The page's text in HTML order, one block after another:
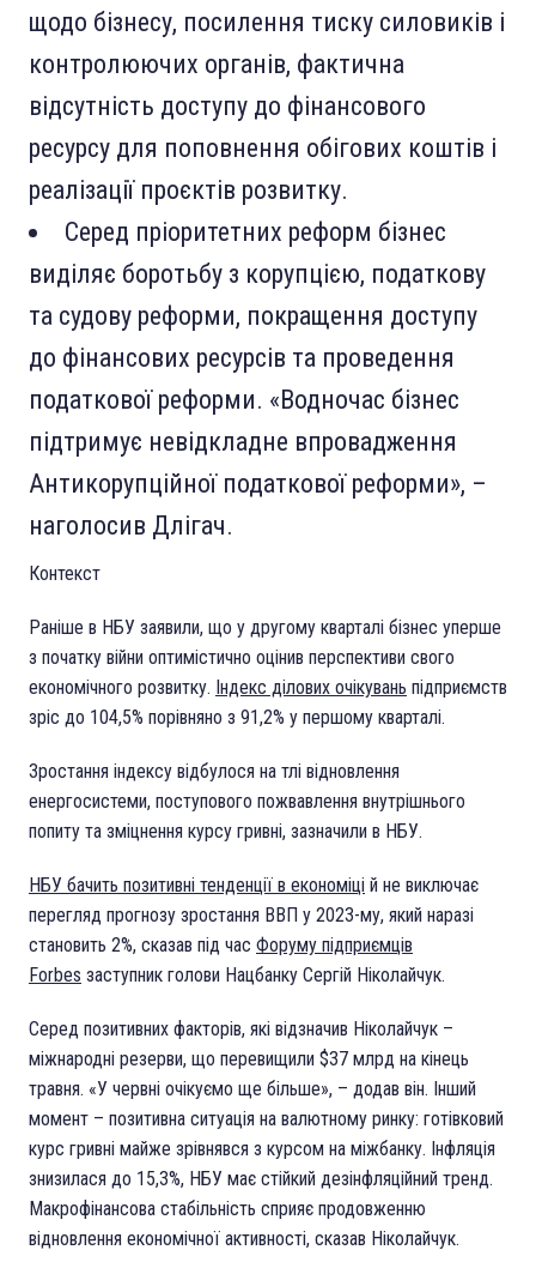
щодо бізнесу, посилення тиску силовиків і
контролюючих органів, фактична
відсутність доступу до фінансового
ресурсу для поповнення обігових коштів і
реалізації проєктів розвитку.
Серед пріоритетних реформ бізнес
виділяє боротьбу з корупцією, податкову
та судову реформи, покращення доступу
до фінансових ресурсів та проведення
податкової реформи. «Водночас бізнес
підтримує невідкладне впровадження
Антикорупційної податкової реформи», –
наголосив Длігач.
Контекст
Раніше в НБУ заявили, що у другому кварталі бізнес уперше
з початку війни оптимістично оцінив перспективи свого
економічного розвитку. Індекс ділових очікувань підприємств
зріс до 104,5% порівняно з 91,2% у першому кварталі.
Зростання індексу відбулося на тлі відновлення
енергосистеми, поступового пожвавлення внутрішнього
попиту та зміцнення курсу гривні, зазначили в НБУ.
НБУ бачить позитивні тенденції в економіці й не виключає
перегляд прогнозу зростання ВВП у 2023-му, який наразі
становить 2%, сказав під час Форуму підприємців
Forbes заступник голови Нацбанку Сергій Ніколайчук.
Серед позитивних факторів, які відзначив Ніколайчук –
міжнародні резерви, що перевищили $37 млрд на кінець
травня. «У червні очікуємо ще більше», – додав він. Інший
момент – позитивна ситуація на валютному ринку: готівковий
курс гривні майже зрівнявся з курсом на міжбанку. Інфляція
знизилася до 15,3%, НБУ має стійкий дезінфляційний тренд.
Макрофінансова стабільність сприяє продовженню
відновлення економічної активності, сказав Ніколайчук.